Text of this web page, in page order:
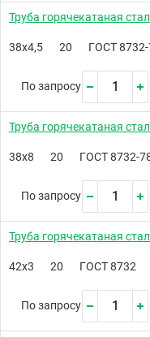
Труба горячекатаная
38х4,5 20 ГОСТ 8732-
По запросу
Труба горячекатаная
38х8 20 ГОСТ 8732-
По запросу
Труба горячекатаная
42х3 20 ГОСТ 8732
По запросу